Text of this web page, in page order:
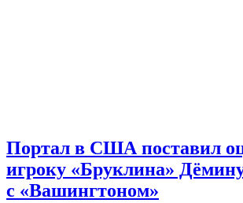
Портал в США поставил
игроку «Бруклина»
с «Вашингтоном»